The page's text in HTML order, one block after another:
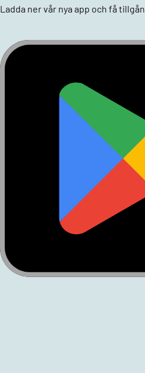
Ladda ner vår nya app och få